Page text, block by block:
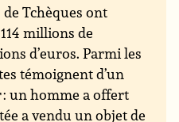
Tchèques ont
millions de
d’euros. Parmi les
témoignent d’un
un homme a offert
a vendu un objet de